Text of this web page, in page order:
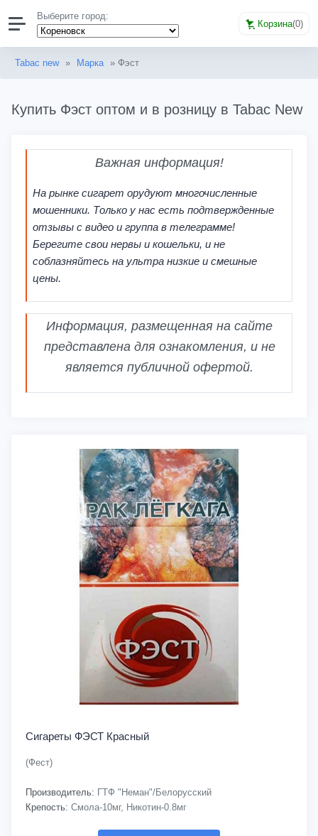
Выберите город:
Корзина(0)
Tabac new » Марка » Фэст
Купить Фэст оптом и в розницу в Tabac New
Важная информация!
На рынке сигарет орудуют многочисленные
мошенники. Только у нас есть подтвержденные
отзывы с видео и группа в телеграмме!
Берегите свои нервы и кошельки, и не
соблазняйтесь на ультра низкие и смешные
цены.
Информация, размещенная на сайте
представлена для ознакомления, и не
является публичной офертой.
Сигареты ФЭСТ Красный
(Фест)
Производитель: ГТФ "Неман"/Белорусский
Крепость: Смола-10мг, Никотин-0.8мг